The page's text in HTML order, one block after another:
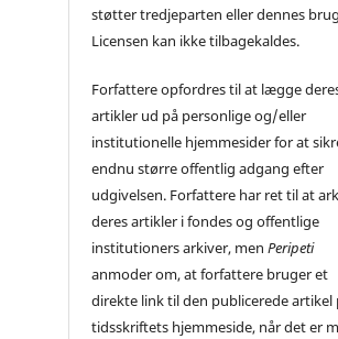
støtter tredjeparten eller dennes
Licensen kan ikke tilbagekaldes.
Forfattere opfordres til at lægge
artikler ud på personlige og/eller
institutionelle hjemmesider for at
endnu større offentlig adgang efter
udgivelsen. Forfattere har ret til at
deres artikler i fondes og offentlige
institutioners arkiver, menPeripeti
anmoder om, at forfattere bruger et
direkte link til den publicerede artikel
tidsskriftets hjemmeside, når det er